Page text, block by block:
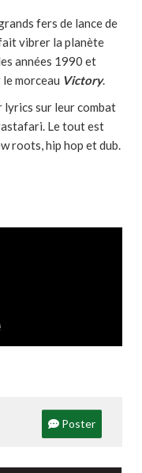
fers de lance de
vibrer la planète
années 1990 et
morceau Victory.
lyrics sur leur combat
Le tout est
roots, hip hop et dub.
Poster